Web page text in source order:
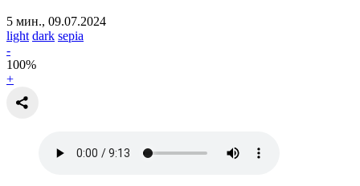
5 мин., 09.07.2024
light dark sepia
-
100%
+